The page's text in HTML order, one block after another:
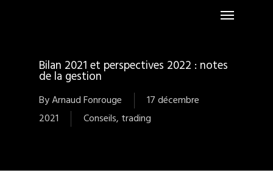
Menu
Bilan 2021 et perspectives 2022 : notes
de la gestion
ByArnaud Fonrouge
17 décembre
2021
Conseils, trading